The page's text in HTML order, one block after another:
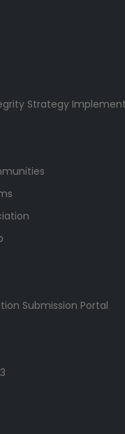
Strategy
Submission Portal